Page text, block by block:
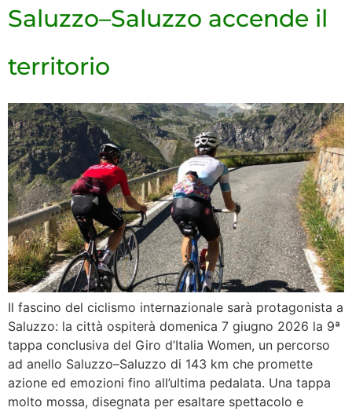
Saluzzo–Saluzzo accende il
territorio
Il fascino del ciclismo internazionale sarà protagonista a
Saluzzo: la città ospiterà domenica 7 giugno 2026 la 9ª
tappa conclusiva del Giro d’Italia Women, un percorso
ad anello Saluzzo–Saluzzo di 143 km che promette
azione ed emozioni fino all’ultima pedalata. Una tappa
molto mossa, disegnata per esaltare spettacolo e